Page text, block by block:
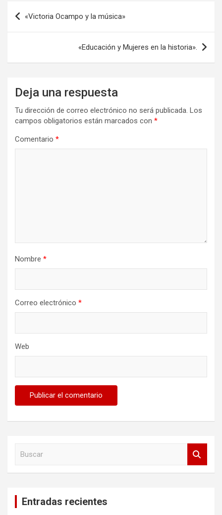
Navegación
de
«Victoria Ocampo y la música»
«Educación y Mujeres en la historia».
Deja una respuesta
Tu dirección de correo electrónico no será publicada. Los
campos obligatorios están marcados con *
Comentario *
Nombre *
Correo electrónico *
Web
Entradas recientes